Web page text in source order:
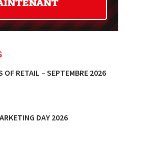
OF RETAIL – SEPTEMBRE 2026
DAY 2026